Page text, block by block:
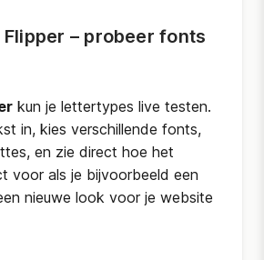
Flipper – probeer fonts
kun je lettertypes live testen.
in, kies verschillende fonts,
en zie direct hoe het
voor als je bijvoorbeeld een
nieuwe look voor je website